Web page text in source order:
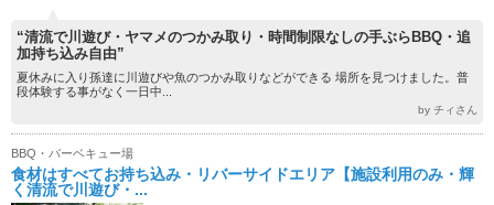
“清流で川遊び・ヤマメのつかみ取り・時間制限なしの手ぶらBBQ・追
加持ち込み自由”
夏休みに入り孫達に川遊びや魚のつかみ取りなどができる 場所を見つけました。普
段体験する事がなく一日中...
by チィさん
BBQ・バーベキュー場
食材はすべてお持ち込み・リバーサイドエリア【施設利用のみ・輝
く清流で川遊び・...